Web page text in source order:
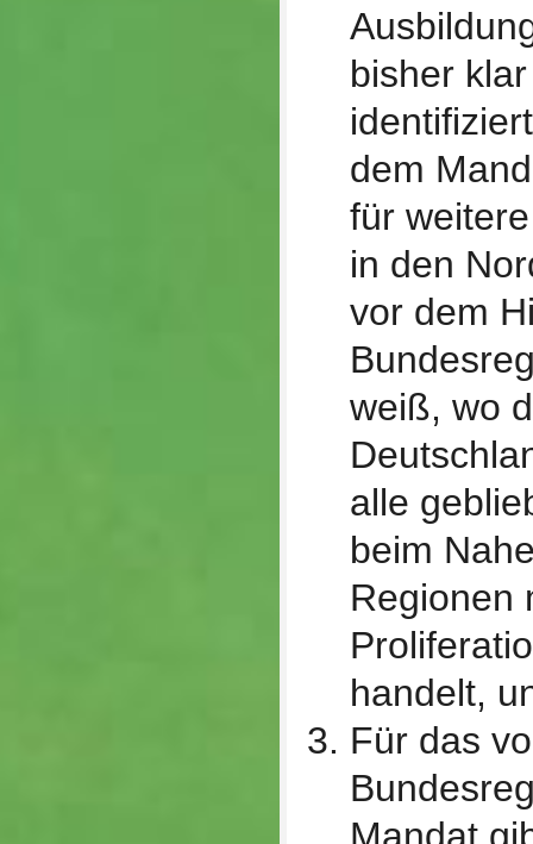
bisher
dem
für
in den
vor dem
weiß, wo
alle
beim
Regionen
handelt,
Für das